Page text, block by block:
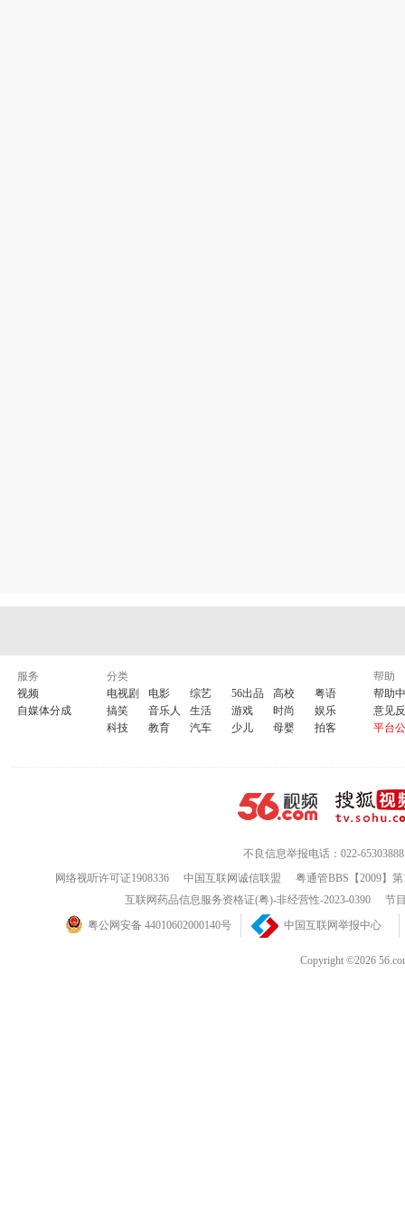
服务
视频
自媒体分成
分类
电视剧
电影 综艺 56出品 高校
粤语
搞笑
音乐人 生活 游戏 时尚
娱乐
科技
教育 汽车 少儿 母婴 拍客
帮助
帮助
意见
平台
不良信息举报电话：022-65303888
网络视听许可证1908336
中国互联网诚信联盟
粤通管BBS【2009】
互联网药品信息服务资格证(粤)-非经营性-2023-0390
节
粤公网安备 44010602000140号
中国互联网举报中心
Copyright ©2026